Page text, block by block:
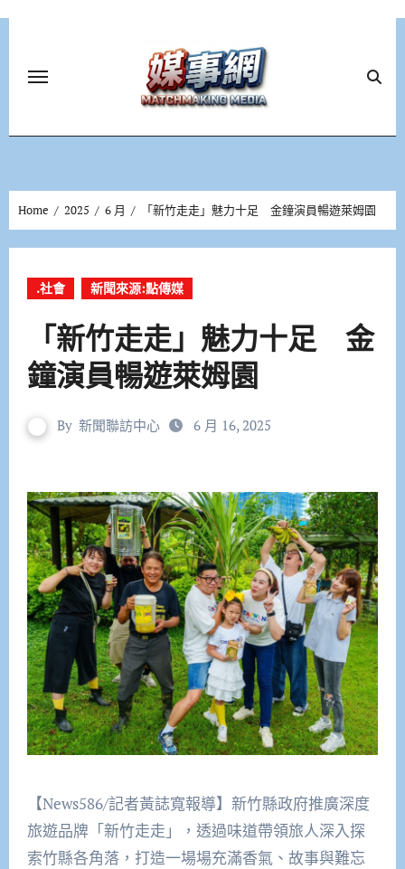
Home 2025 6 月 「新竹走走」魅力十足 金鐘演員暢遊萊姆園
.社會 新聞來源:點傳媒
「新竹走走」魅力十足 金
鐘演員暢遊萊姆園
By 新聞聯訪中心 6 月 16, 2025
【News586/記者黃誌寬報導】新竹縣政府推廣深度
旅遊品牌「新竹走走」，透過味道帶領旅人深入探
索竹縣各角落，打造一場場充滿香氣、故事與難忘